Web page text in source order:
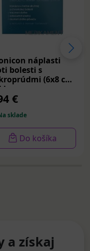
náplasti
bolesti s
(6x8 cm)
€
sklade
Do košíka
a získaj